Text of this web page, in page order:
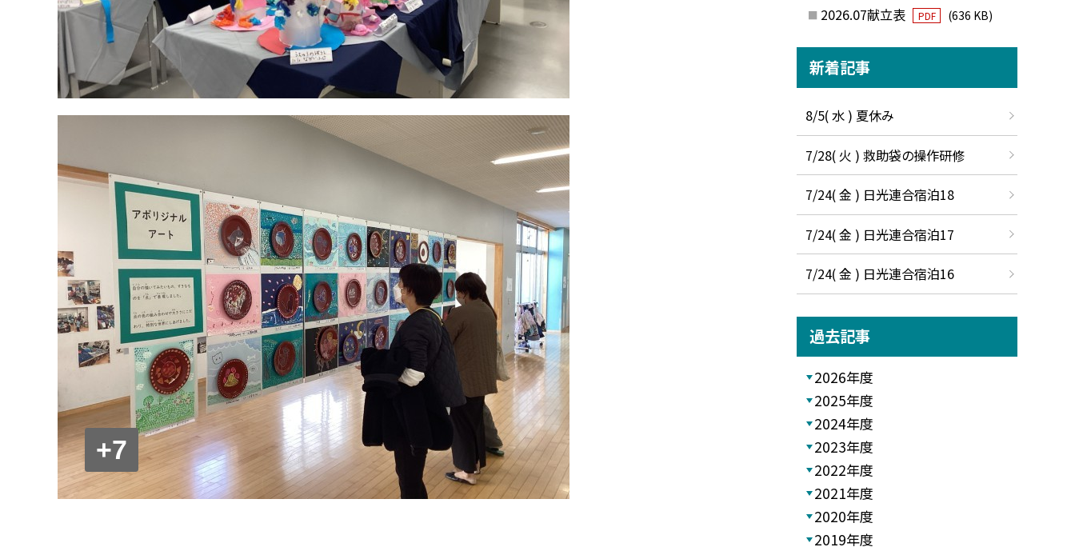
+7
2026.07献立表 PDF (636 KB)
新着記事
8/5( 水 ) 夏休み
7/28( 火 ) 救助袋の操作研修
7/24( 金 ) 日光連合宿泊18
7/24( 金 ) 日光連合宿泊17
7/24( 金 ) 日光連合宿泊16
過去記事
2026年度
2025年度
2024年度
2023年度
2022年度
2021年度
2020年度
2019年度